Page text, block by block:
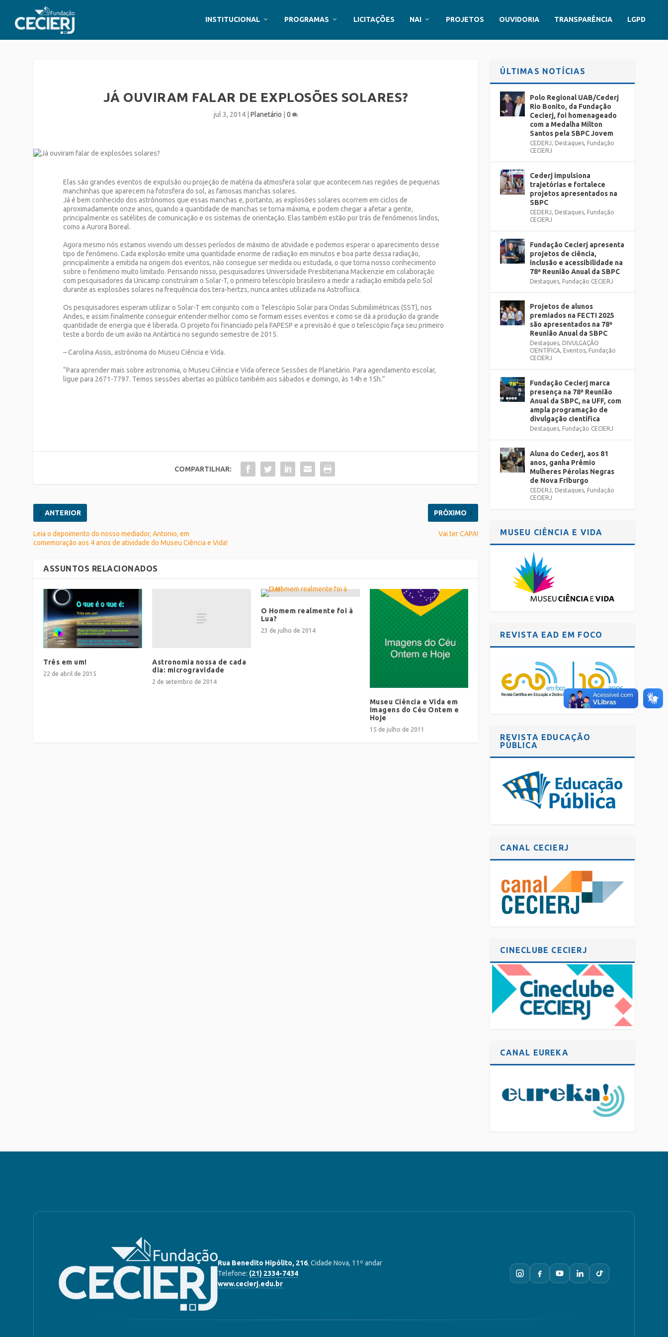
INSTITUCIONAL PROGRAMAS LICITAÇÕES NAI PROJETOS OUVIDORIA TRANSPARÊNCIA LGPD
JÁ OUVIRAM FALAR DE EXPLOSÕES SOLARES?
jul 3, 2014| Planetário 0
Elas são grandes eventos de expulsão ou projeção de matéria da atmosfera solar que acontecem nas regiões de pequenas
manchinhas que aparecem na fotosfera do sol, as famosas manchas solares.
Já é bem conhecido dos astrônomos que essas manchas e, portanto, as explosões solares ocorrem em ciclos de
aproximadamente onze anos, quando a quantidade de manchas se torna máxima, e podem chegar a afetar a gente,
principalmente os satélites de comunicação e os sistemas de orientação. Elas também estão por trás de fenômenos lindos,
como a Aurora Boreal.
Agora mesmo nós estamos vivendo um desses períodos de máximo de atividade e podemos esperar o aparecimento desse
tipo de fenômeno. Cada explosão emite uma quantidade enorme de radiação em minutos e boa parte dessa radiação,
principalmente a emitida na origem dos eventos, não consegue ser medida ou estudada, o que torna nosso conhecimento
sobre o fenômeno muito limitado. Pensando nisso, pesquisadores Universidade Presbiteriana Mackenzie em colaboração
com pesquisadores da Unicamp construíram o Solar-T, o primeiro telescópio brasileiro a medir a radiação emitida pelo Sol
durante as explosões solares na frequência dos tera-hertzs, nunca antes utilizada na Astrofísica.
Os pesquisadores esperam utilizar o Solar-T em conjunto com o Telescópio Solar para Ondas Submilimétricas (SST), nos
Andes, e assim finalmente conseguir entender melhor como se formam esses eventos e como se dá a produção da grande
quantidade de energia que é liberada. O projeto foi financiado pela FAPESP e a previsão é que o telescópio faça seu primeiro
teste a bordo de um avião na Antártica no segundo semestre de 2015.
– Carolina Assis, astrônoma do Museu Ciência e Vida.
“Para aprender mais sobre astronomia, o Museu Ciência e Vida oferece Sessões de Planetário. Para agendamento escolar,
ligue para 2671-7797. Temos sessões abertas ao público também aos sábados e domingo, às 14h e 15h.”
COMPARTILHAR:
ANTERIOR
Leia o depoimento do nosso mediador, Antonio, em
comemoração aos 4 anos de atividade do Museu Ciência e Vida!
PRÓXIMO
Vai ter CAPA!
ASSUNTOS RELACIONADOS
Três em um!
22 de abril de 2015
Astronomia nossa de cada
dia: microgravidade
2 de setembro de 2014
O Homem realmente foi à
Lua?
23 de julho de 2014
Museu Ciência e Vida em
Imagens do Céu Ontem e
Hoje
15 de julho de 2011
ÚLTIMAS NOTÍCIAS
Polo Regional UAB/Cederj
Rio Bonito, da Fundação
Cecierj, foi homenageado
com a Medalha Milton
Santos pela SBPC Jovem
CEDERJ, Destaques, Fundação
CECIERJ
Cederj impulsiona
trajetórias e fortalece
projetos apresentados na
SBPC
CEDERJ, Destaques, Fundação
CECIERJ
Fundação Cecierj apresenta
projetos de ciência,
inclusão e acessibilidade na
78ª Reunião Anual da SBPC
Destaques, Fundação CECIERJ
Projetos de alunos
premiados na FECTI 2025
são apresentados na 78ª
Reunião Anual da SBPC
Destaques, DIVULGAÇÃO
CIENTÍFICA, Eventos, Fundação
CECIERJ
Fundação Cecierj marca
presença na 78ª Reunião
Anual da SBPC, na UFF, com
ampla programação de
divulgação científica
Destaques, Fundação CECIERJ
Aluna do Cederj, aos 81
anos, ganha Prêmio
Mulheres Pérolas Negras
de Nova Friburgo
CEDERJ, Destaques, Fundação
CECIERJ
MUSEU CIÊNCIA E VIDA
REVISTA EAD EM FOCO
REVISTA EDUCAÇÃO
PÚBLICA
CANAL CECIERJ
CINECLUBE CECIERJ
CANAL EUREKA
Rua Benedito Hipólito, 216, Cidade Nova, 11º andar
Telefone: (21) 2334-7434
www.cecierj.edu.br